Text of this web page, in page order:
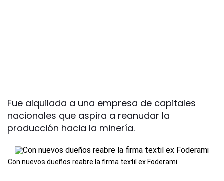
Fue alquilada a una empresa de capitales
nacionales que aspira a reanudar la
producción hacia la minería.
Con nuevos dueños reabre la firma textil ex Foderami